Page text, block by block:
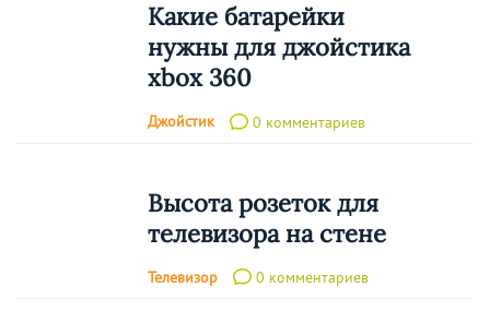
Какие батарейки
нужны для джойстика
xbox 360
Джойстик 0 комментариев
Высота розеток для
телевизора на стене
Телевизор 0 комментариев